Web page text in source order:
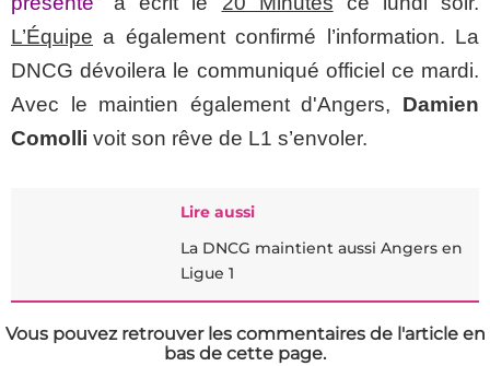
L’Équipe a également confirmé l’information. La
DNCG dévoilera le communiqué officiel ce mardi.
Avec le maintien également d'Angers, Damien
Comolli voit son rêve de L1 s’envoler.
Lire aussi
La DNCG maintient aussi Angers en
Ligue 1
Vous pouvez retrouver les commentaires de l'article en
bas de cette page.